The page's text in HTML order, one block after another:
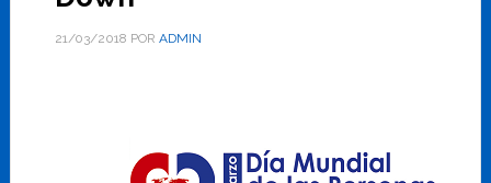
21/03/2018 POR ADMIN